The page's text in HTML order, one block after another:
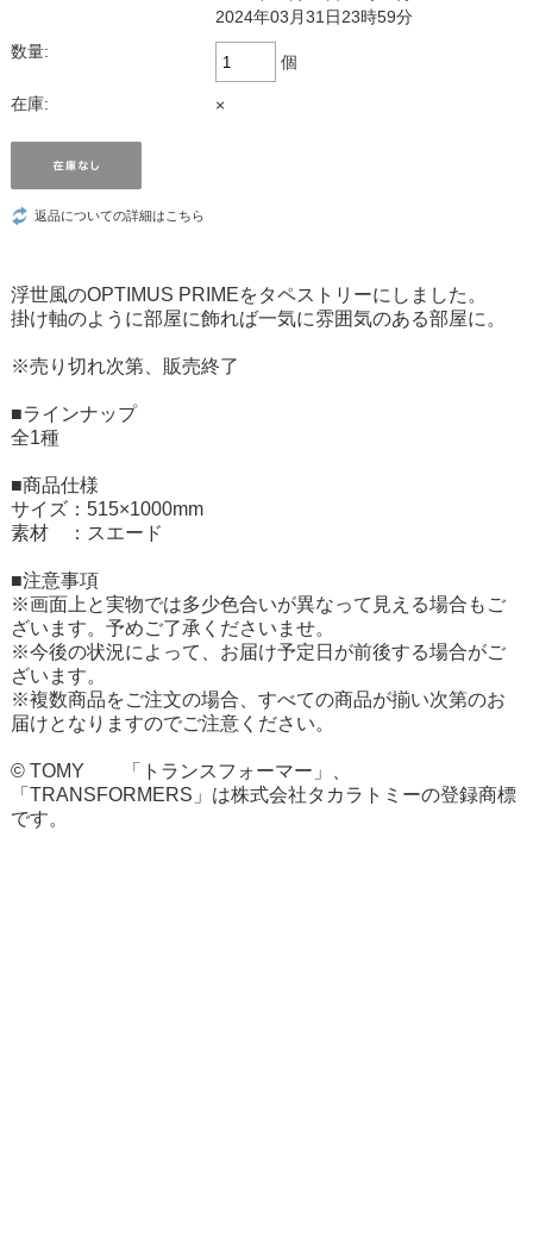
2024年03月31日23時59分
数量:
個
在庫: ×
返品についての詳細はこちら
浮世風のOPTIMUS PRIMEをタペストリーにしました。
掛け軸のように部屋に飾れば一気に雰囲気のある部屋に。
※売り切れ次第、販売終了
■ラインナップ
全1種
■商品仕様
サイズ：515×1000mm
素材 ：スエード
■注意事項
※画面上と実物では多少色合いが異なって見える場合もご
ざいます。予めご了承くださいませ。
※今後の状況によって、お届け予定日が前後する場合がご
ざいます。
※複数商品をご注文の場合、すべての商品が揃い次第のお
届けとなりますのでご注意ください。
© TOMY 「トランスフォーマー」、
「TRANSFORMERS」は株式会社タカラトミーの登録商標
です。